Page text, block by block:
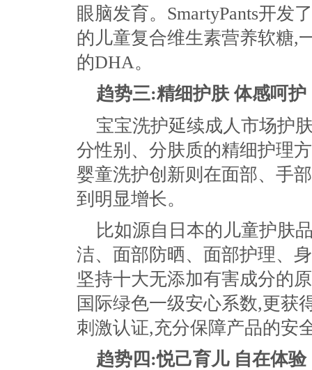
眼脑发育。SmartyPants开发
的儿童复合维生素营养软糖,
的DHA。
趋势三:精细护肤 体感呵护
宝宝洗护延续成人市场护
分性别、分肤质的精细护理
婴童洗护创新则在面部、手
到明显增长。
比如源自日本的儿童护肤
洁、面部防晒、面部护理、
坚持十大无添加有害成分的
国际绿色一级安心系数,更获
刺激认证,充分保障产品的安
趋势四:悦己育儿 自在体验